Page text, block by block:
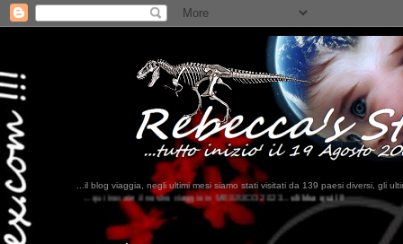
...il blog viaggia, negli ultimi mesi siamo stati visitati da 139 paesi diversi, gli
viaggio in MESSICO 2023...clikka qui !!!